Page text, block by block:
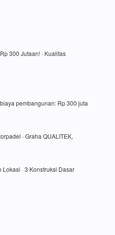
300 Jutaan! · Kualitas
pembangunan: Rp 300 juta
· Graha QUALITEK,
· 3 Konstruksi Dasar